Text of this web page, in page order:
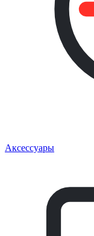
Аксессуары